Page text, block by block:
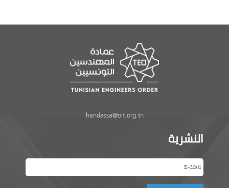
handassa@oit.org.tn
النشرية